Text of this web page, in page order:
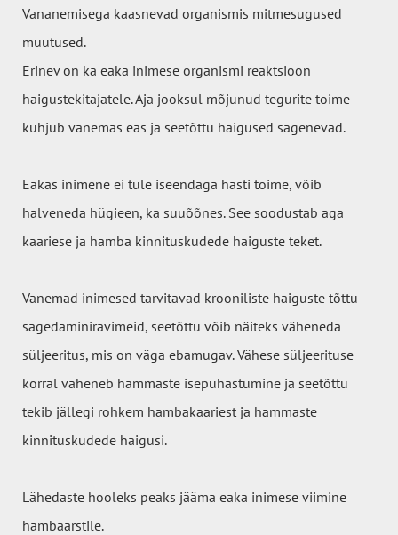
Vananemisega kaasnevad organismis mitmesugused
muutused.
Erinev on ka eaka inimese organismi reaktsioon
haigustekitajatele. Aja jooksul mõjunud tegurite toime
kuhjub vanemas eas ja seetõttu haigused sagenevad.
Eakas inimene ei tule iseendaga hästi toime, võib
halveneda hügieen, ka suuõõnes. See soodustab aga
kaariese ja hamba kinnituskudede haiguste teket.
Vanemad inimesed tarvitavad krooniliste haiguste tõttu
sagedaminiravimeid, seetõttu võib näiteks väheneda
süljeeritus, mis on väga ebamugav. Vähese süljeerituse
korral väheneb hammaste isepuhastumine ja seetõttu
tekib jällegi rohkem hambakaariest ja hammaste
kinnituskudede haigusi.
Lähedaste hooleks peaks jääma eaka inimese viimine
hambaarstile.